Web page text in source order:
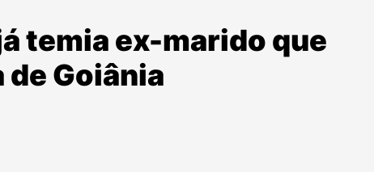
temia ex-marido que
Goiânia